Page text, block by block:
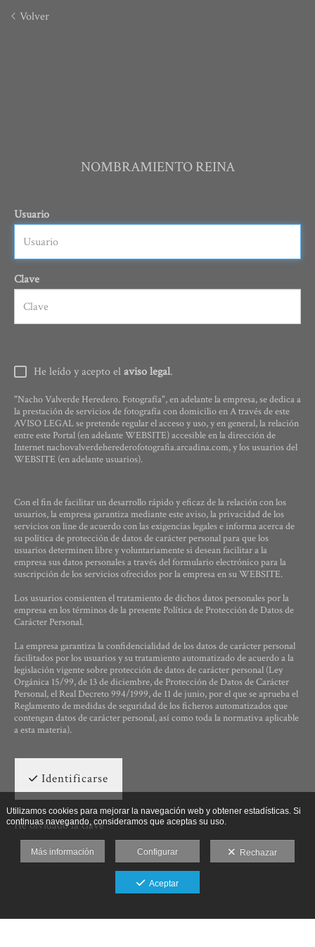
Volver
NOMBRAMIENTO REINA
Usuario
Clave
He leído y acepto elaviso legal.
"Nacho Valverde Heredero. Fotografía", en adelante la empresa, se dedica a
la prestación de servicios de fotografía con domicilio en A través de este
AVISO LEGAL se pretende regular el acceso y uso, y en general, la relación
entre este Portal (en adelante WEBSITE) accesible en la dirección de
Internet nachovalverdeherederofotografia.arcadina.com, y los usuarios del
WEBSITE (en adelante usuarios).
Con el fin de facilitar un desarrollo rápido y eficaz de la relación con los
usuarios, la empresa garantiza mediante este aviso, la privacidad de los
servicios on line de acuerdo con las exigencias legales e informa acerca de
su política de protección de datos de carácter personal para que los
usuarios determinen libre y voluntariamente si desean facilitar a la
empresa sus datos personales a través del formulario electrónico para la
suscripción de los servicios ofrecidos por la empresa en su WEBSITE.
Los usuarios consienten el tratamiento de dichos datos personales por la
empresa en los términos de la presente Política de Protección de Datos de
Carácter Personal.
La empresa garantiza la confidencialidad de los datos de carácter personal
facilitados por los usuarios y su tratamiento automatizado de acuerdo a la
legislación vigente sobre protección de datos de carácter personal (Ley
Orgánica 15/99, de 13 de diciembre, de Protección de Datos de Carácter
Personal, el Real Decreto 994/1999, de 11 de junio, por el que se aprueba el
Reglamento de medidas de seguridad de los ficheros automatizados que
contengan datos de carácter personal, así como toda la normativa aplicable
a esta materia).
Identificarse
He olvidado la clave
Utilizamos cookies para mejorar la navegación web y obtener estadísticas. Si
continuas navegando, consideramos que aceptas su uso.
Más información Configurar Rechazar
Aceptar